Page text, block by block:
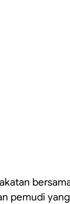
pemudi yang